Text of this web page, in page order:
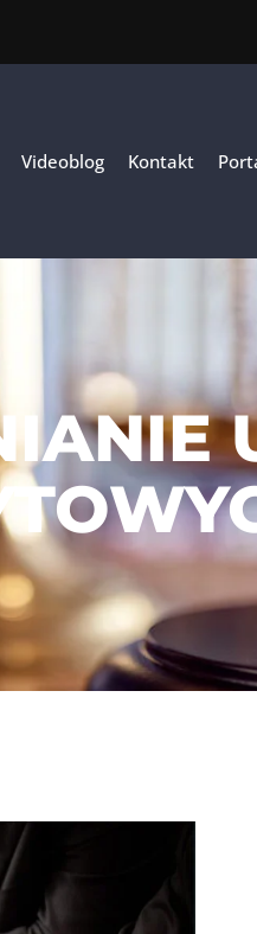
Videoblog Kontakt